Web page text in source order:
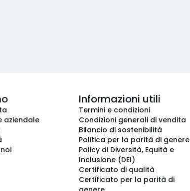
aziendale
Informazioni utili
Termini e condizioni
Condizioni generali di vendita
Bilancio di sostenibilità
Politica per la parità di genere
Policy di Diversità, Equità e
Inclusione (DEI)
Certificato di qualità
Certificato per la parità di